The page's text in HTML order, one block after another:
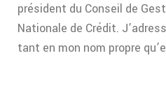
président du Conseil de
Nationale de Crédit.
tant en mon nom propre